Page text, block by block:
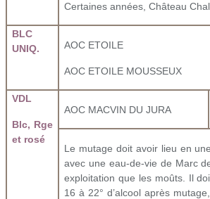
Certaines années, Château
BLC
UNIQ.
AOC ETOILE
AOC ETOILE MOUSSEUX
VDL
Blc, Rge
et rosé
AOC MACVIN DU JURA
Le mutage doit avoir lieu en
avec une eau-de-vie de Marc
exploitation que les moûts. Il
16 à 22° d’alcool après